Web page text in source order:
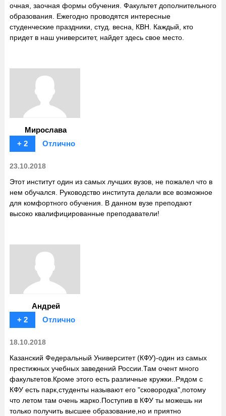
очная, заочная формы обучения. Факультет дополнительного
образования. Ежегодно проводятся интересные
студенческие праздники, студ. весна, КВН. Каждый, кто
придет в наш университет, найдет здесь свое место.
Мирослава
+ 2
Отлично
23.10.2018
Этот институт один из самых лучших вузов, не пожалел что в
нем обучался. Руководство института делали все возможное
для комфортного обучения. В данном вузе преподают
высоко квалифицированные преподаватели!
Андрей
+ 2
Отлично
18.10.2018
Казанский Федеральный Университет (КФУ)-один из самых
престижных учебных заведений России.Там очент много
факультетов.Кроме этого есть различные кружки..Рядом с
КФУ есть парк,студенты называют его "сковородка",потому
что летом там очень жарко.Поступив в КФУ ты можешь ни
только получить высшее образование,но и приятно